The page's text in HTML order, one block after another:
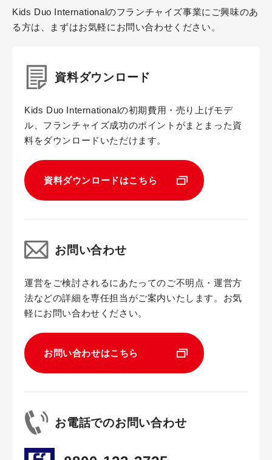
Kids Duo Internationalのフランチャイズ事業にご興味のあ
る方は、まずはお気軽にお問い合わせください。
資料ダウンロード
Kids Duo Internationalの初期費用・売り上げモデ
ル、フランチャイズ成功のポイントがまとまった資
料をダウンロードいただけます。
資料ダウンロードはこちら
お問い合わせ
運営をご検討されるにあたってのご不明点・運営方
法などの詳細を専任担当がご案内いたします。お気
軽にお問い合わせください。
お問い合わせはこちら
お電話でのお問い合わせ